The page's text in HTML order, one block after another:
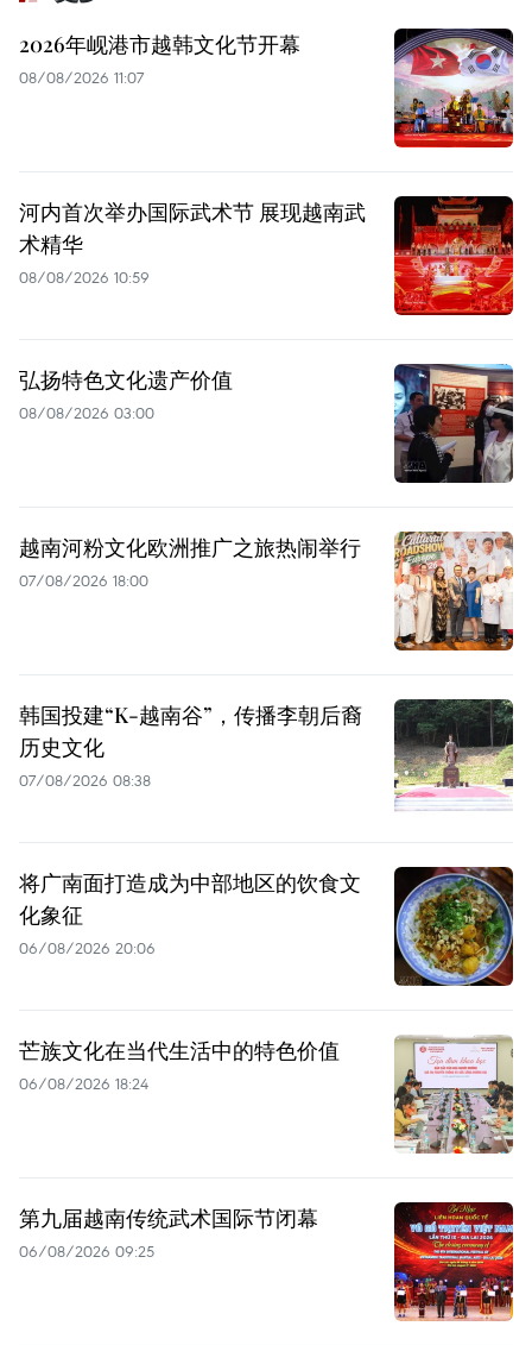
2026年岘港市越韩文化节开幕
08/08/2026 11:07
河内首次举办国际武术节 展现越南武
术精华
08/08/2026 10:59
弘扬特色文化遗产价值
08/08/2026 03:00
越南河粉文化欧洲推广之旅热闹举行
07/08/2026 18:00
韩国投建“K-越南谷”，传播李朝后裔
历史文化
07/08/2026 08:38
将广南面打造成为中部地区的饮食文
化象征
06/08/2026 20:06
芒族文化在当代生活中的特色价值
06/08/2026 18:24
第九届越南传统武术国际节闭幕
06/08/2026 09:25